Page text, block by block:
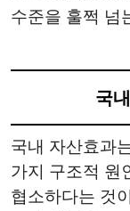
수준을 훌쩍 넘
국
국내 자산효과
가지 구조적 원
협소하다는 것